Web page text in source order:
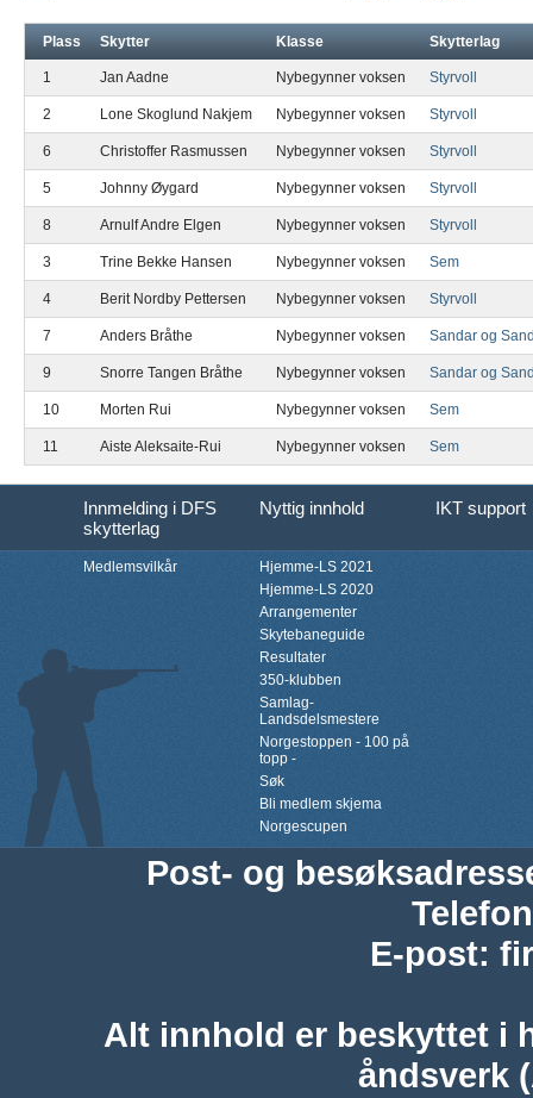
Plass Skytter Klasse Skytterlag
1 Jan Aadne Nybegynner voksen Styrvoll
2 Lone Skoglund Nakjem Nybegynner voksen Styrvoll
6 Christoffer Rasmussen Nybegynner voksen Styrvoll
5 Johnny Øygard Nybegynner voksen Styrvoll
8 Arnulf Andre Elgen Nybegynner voksen Styrvoll
3 Trine Bekke Hansen Nybegynner voksen Sem
4 Berit Nordby Pettersen Nybegynner voksen Styrvoll
7 Anders Bråthe Nybegynner voksen Sandar og
9 Snorre Tangen Bråthe Nybegynner voksen Sandar og
10 Morten Rui Nybegynner voksen Sem
11 Aiste Aleksaite-Rui Nybegynner voksen Sem
Innmelding i DFS
skytterlag
Nyttig innhold IKT support
Medlemsvilkår
Hjemme-LS 2021
Hjemme-LS 2020
Arrangementer
Skytebaneguide
Resultater
350-klubben
Samlag-
Landsdelsmestere
Norgestoppen - 100 på
topp -
Søk
Bli medlem skjema
Norgescupen
Post- og
Telefon
E-post:
Alt innhold er beskyttet i
åndsverk